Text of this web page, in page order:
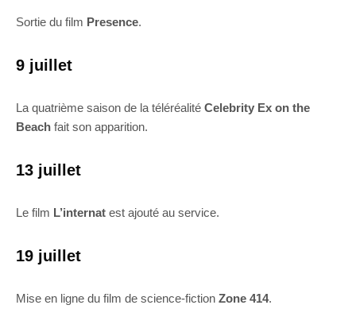
Sortie du film Presence.
9 juillet
La quatrième saison de la téléréalité Celebrity Ex on the
Beach fait son apparition.
13 juillet
Le film L’internat est ajouté au service.
19 juillet
Mise en ligne du film de science-fiction Zone 414.